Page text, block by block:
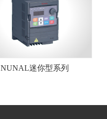
NUNAL迷你型系列